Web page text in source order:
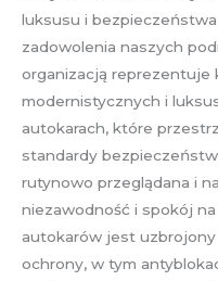
luksusu i
zadowolenia naszych
organizacją reprezentuje
modernistycznych i
autokarach, które
standardy
rutynowo przeglądana i
niezawodność i spokój
autokarów jest
ochrony, w tym